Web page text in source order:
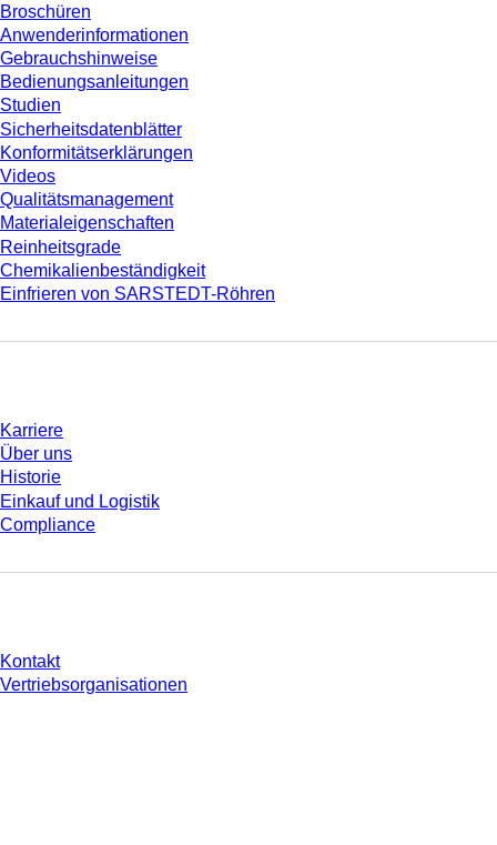
Broschüren
Anwenderinformationen
Gebrauchshinweise
Bedienungsanleitungen
Studien
Sicherheitsdatenblätter
Konformitätserklärungen
Videos
Qualitätsmanagement
Materialeigenschaften
Reinheitsgrade
Chemikalienbeständigkeit
Einfrieren von SARSTEDT-Röhren
Karriere
Über uns
Historie
Einkauf und Logistik
Compliance
Kontakt
Vertriebsorganisationen